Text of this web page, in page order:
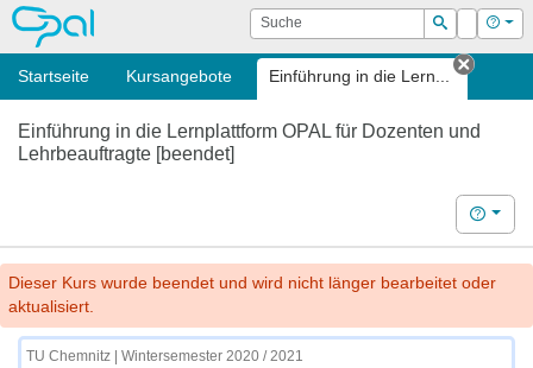
OPAL Suche
Suchen
Login Hilfe
Startseite Kursangebote Einführung in die Lern...
Tab
Einführung in die Lernplattform OPAL für Dozenten und
Lehrbeauftragte [beendet]
Hilfe
Dieser Kurs wurde beendet und wird nicht länger bearbeitet oder
aktualisiert.
TU Chemnitz | Wintersemester 2020 / 2021